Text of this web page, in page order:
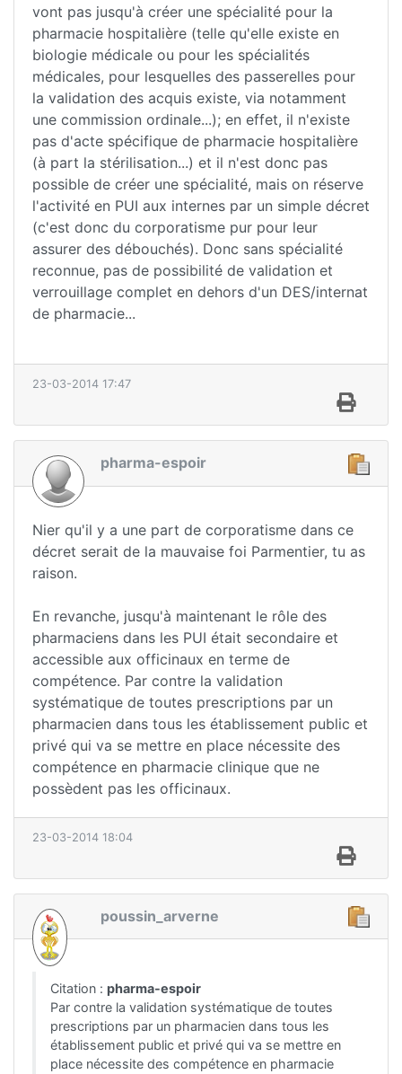
vont pas jusqu'à créer une spécialité pour la
pharmacie hospitalière (telle qu'elle existe en
biologie médicale ou pour les spécialités
médicales, pour lesquelles des passerelles pour
la validation des acquis existe, via notamment
une commission ordinale...); en effet, il n'existe
pas d'acte spécifique de pharmacie hospitalière
(à part la stérilisation...) et il n'est donc pas
possible de créer une spécialité, mais on réserve
l'activité en PUI aux internes par un simple décret
(c'est donc du corporatisme pur pour leur
assurer des débouchés). Donc sans spécialité
reconnue, pas de possibilité de validation et
verrouillage complet en dehors d'un DES/internat
de pharmacie...
23-03-2014 17:47
pharma-espoir
Nier qu'il y a une part de corporatisme dans ce
décret serait de la mauvaise foi Parmentier, tu as
raison.
En revanche, jusqu'à maintenant le rôle des
pharmaciens dans les PUI était secondaire et
accessible aux officinaux en terme de
compétence. Par contre la validation
systématique de toutes prescriptions par un
pharmacien dans tous les établissement public et
privé qui va se mettre en place nécessite des
compétence en pharmacie clinique que ne
possèdent pas les officinaux.
23-03-2014 18:04
poussin_arverne
Citation : pharma-espoir
Par contre la validation systématique de toutes
prescriptions par un pharmacien dans tous les
établissement public et privé qui va se mettre en
place nécessite des compétence en pharmacie